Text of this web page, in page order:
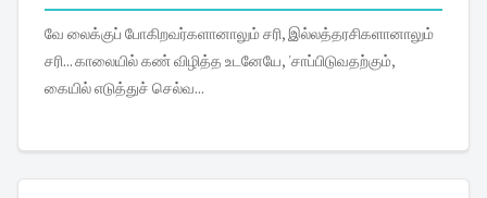
வே லைக்குப் போகிறவர்களானாலும் சரி, இல்லத்தரசிகளானாலும்
சரி... காலையில் கண் விழித்த உடனேயே, 'சாப்பிடுவதற்கும்,
கையில் எடுத்துச் செல்வ...